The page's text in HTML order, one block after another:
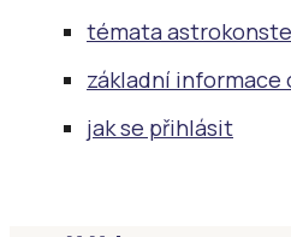
témata
základní informace
jak se přihlásit